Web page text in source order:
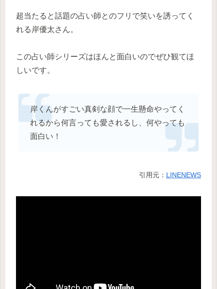
超当たると話題の占い師とのフリで笑いを誘ってく
れる岸優太さん。
この占い師シリーズはほんと面白いのでぜひ観てほ
しいです。
岸くんがすごい真剣な顔で一生懸命やってく
れるから何言っても愛されるし、何やっても
面白い！
引用元： LINENEWS